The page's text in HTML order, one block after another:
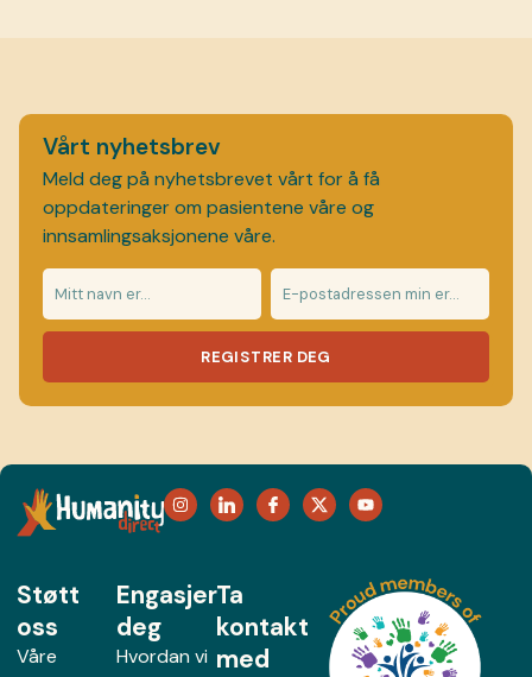
Vårt nyhetsbrev
Meld deg på nyhetsbrevet vårt for å få
oppdateringer om pasientene våre og
innsamlingsaksjonene våre.
REGISTRER DEG
Støtt
oss
Våre
Engasjer
deg
Hvordan vi
Ta
kontakt
med